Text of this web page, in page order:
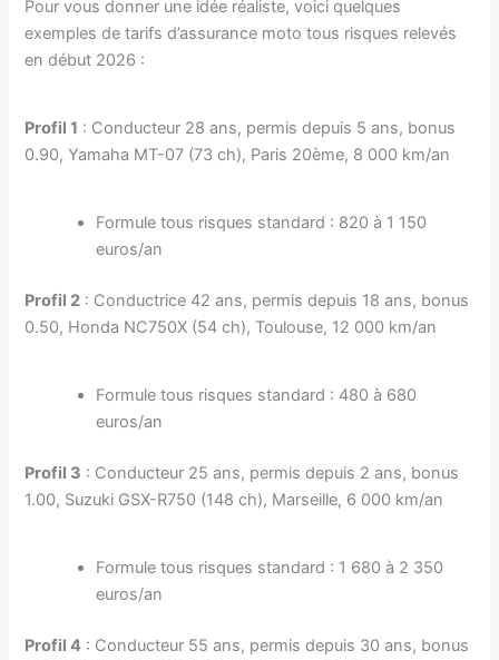
Pour vous donner une idée réaliste, voici quelques
exemples de tarifs d’assurance moto tous risques relevés
en début 2026 :
Profil 1 : Conducteur 28 ans, permis depuis 5 ans, bonus
0.90, Yamaha MT-07 (73 ch), Paris 20ème, 8 000 km/an
Formule tous risques standard : 820 à 1 150
euros/an
Profil 2 : Conductrice 42 ans, permis depuis 18 ans, bonus
0.50, Honda NC750X (54 ch), Toulouse, 12 000 km/an
Formule tous risques standard : 480 à 680
euros/an
Profil 3 : Conducteur 25 ans, permis depuis 2 ans, bonus
1.00, Suzuki GSX-R750 (148 ch), Marseille, 6 000 km/an
Formule tous risques standard : 1 680 à 2 350
euros/an
Profil 4 : Conducteur 55 ans, permis depuis 30 ans, bonus